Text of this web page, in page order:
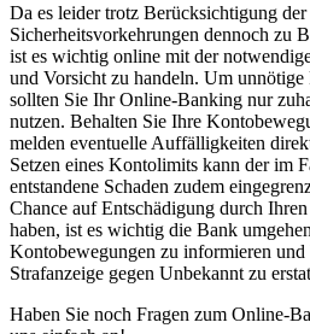
Da es leider trotz Berücksichtigung der
Sicherheitsvorkehrungen dennoch zu
ist es wichtig online mit der
und Vorsicht zu handeln. Um
sollten Sie Ihr Online-Banking nur
nutzen. Behalten Sie Ihre
melden eventuelle Auffälligkeiten
Setzen eines Kontolimits kann der im
entstandene Schaden zudem
Chance auf Entschädigung durch
haben, ist es wichtig die Bank
Kontobewegungen zu informieren und
Strafanzeige gegen Unbekannt zu
Haben Sie noch Fragen zum Online-